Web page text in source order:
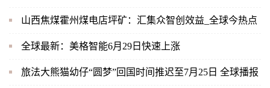
山西焦煤霍州煤电店坪矿：汇集众智创效益_全球今热点
全球最新：美格智能6月29日快速上涨
旅法大熊猫幼仔“圆梦”回国时间推迟至7月25日 全球播报